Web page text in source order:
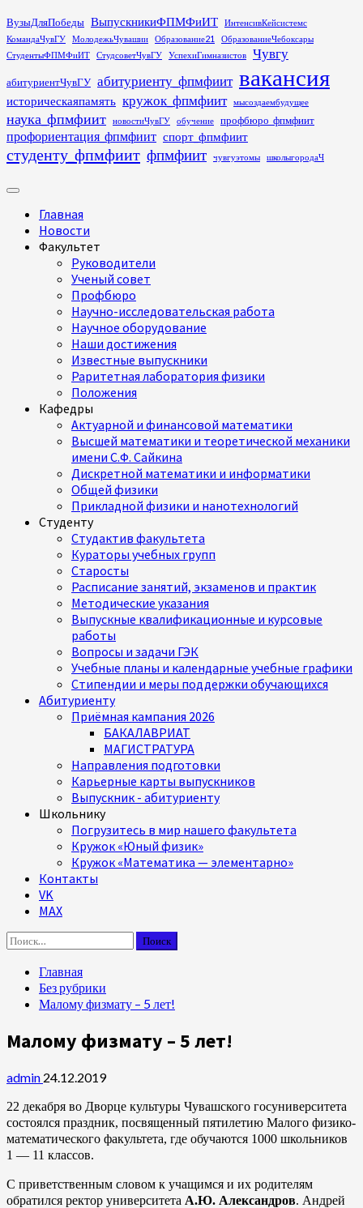
Перейти
к
содержимому
ВузыДляПобеды ВыпускникиФПМФиИТ
ИнтенсивКейсистемс
КомандаЧувГУ
МолодежьЧувашии Образование21
ОбразованиеЧебоксары
СтудентыФПМФиИТ
СтудсоветЧувГУ УспехиГимназистов Чувгу
абитуриентЧувГУ абитуриенту_фпмфиит вакансия
историческаяпамять кружок_фпмфиит мысоздаембудущее
наука_фпмфиит новостиЧувГУ обучение профбюро_фпмфиит
профориентация_фпмфиит спорт_фпмфиит
студенту_фпмфиит фпмфиит чувгуэтомы школыгородаЧ
Основное
Главная
Новости
Факультет
Руководители
Ученый совет
Профбюро
Научно-исследовательская работа
Научное оборудование
Наши достижения
Известные выпускники
Раритетная лаборатория физики
Положения
Кафедры
Актуарной и финансовой математики
Высшей математики и теоретической механики
имени С.Ф. Сайкина
Дискретной математики и информатики
Общей физики
Прикладной физики и нанотехнологий
Студенту
Студактив факультета
Кураторы учебных групп
Старосты
Расписание занятий, экзаменов и практик
Методические указания
Выпускные квалификационные и курсовые
работы
Вопросы и задачи ГЭК
Учебные планы и календарные учебные графики
Стипендии и меры поддержки обучающихся
Абитуриенту
Приёмная кампания 2026
БАКАЛАВРИАТ
МАГИСТРАТУРА
Направления подготовки
Карьерные карты выпускников
Выпускник - абитуриенту
Школьнику
Погрузитесь в мир нашего факультета
Кружок «Юный физик»
Кружок «Математика — элементарно»
Контакты
VK
MAX
Найти:
Главная
Без рубрики
Малому физмату – 5 лет!
Малому физмату – 5 лет!
admin 24.12.2019
22 декабря во Дворце культуры Чувашского госуниверситета
состоялся праздник, посвященный пятилетию Малого физико-
математического факультета, где обучаются 1000 школьников
1 — 11 классов.
С приветственным словом к учащимся и их родителям
обратился ректор университета А.Ю. Александров. Андрей